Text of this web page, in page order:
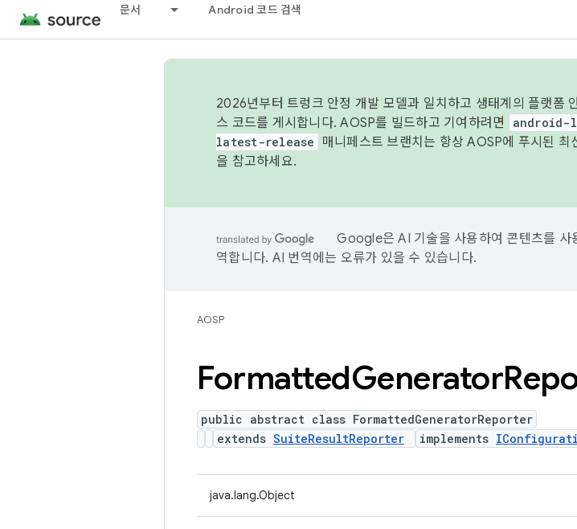
문서 Android 코드 검색
2026년부터 트렁크 안정 개발 모델과 일치하고 생태계의 플랫폼
스 코드를 게시합니다. AOSP를 빌드하고 기여하려면
android-
latest-release
매니페스트 브랜치는 항상 AOSP에 푸시된
을 참고하세요.
Google은 AI 기술을 사용하여 콘텐츠를 사
역합니다. AI 번역에는 오류가 있을 수 있습니다.
AOSP
FormattedGenerator
public abstract class FormattedGeneratorReporter
extends SuiteResultReporter implements
java.lang.Object